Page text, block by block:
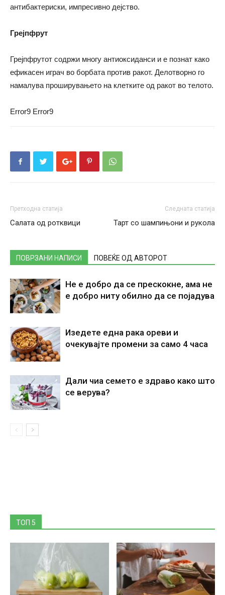
антибактериски, импресивно дејство.
Грејпфрут
Грејпфрутот содржи многу антиоксиданси и е познат како
ефикасен играч во борбата против ракот. Делотворно го
намалува проширувањето на клетките од ракот во телото.
Error9 Error9
Претходна статија
Салата од ротквици
Следната статија
Тарт со шампињони и рукола
ПОВРЗАНИ НАПИСИ ПОВЕЌЕ ОД АВТОРОТ
Не е добро да се прескокне, ама не
е добро ниту обилно да се појадува
Изедете една рака ореви и
очекувајте промени за само 4 часа
Дали чиа семето е здраво како што
се верува?
ТОП 5